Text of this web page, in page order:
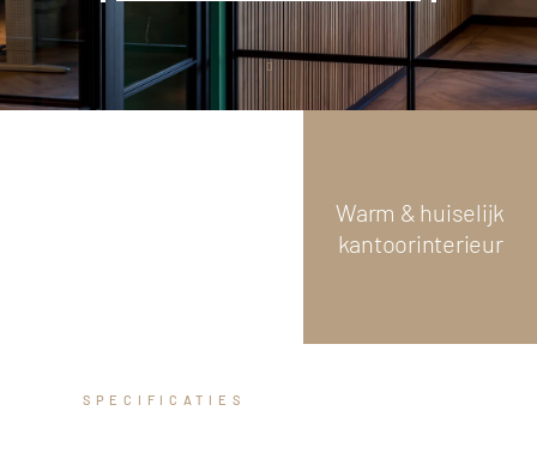
Scroll
Warm & huiselijk
kantoorinterieur
SPECIFICATIES